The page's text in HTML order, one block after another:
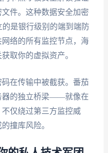
件。这种数据安全加密
是银行级别的端到端防
络的所有监控节点，海
取你的虚拟资产。
在传输中被截获。番茄
器的独立桥梁——就像在
仅绕过第三方监控威
撞库风险。